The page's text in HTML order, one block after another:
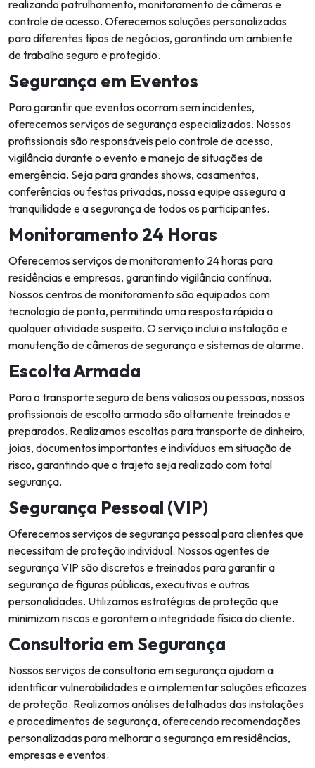
realizando patrulhamento, monitoramento de câmeras e
controle de acesso. Oferecemos soluções personalizadas
para diferentes tipos de negócios, garantindo um ambiente
de trabalho seguro e protegido.
Segurança em Eventos
Para garantir que eventos ocorram sem incidentes,
oferecemos serviços de segurança especializados. Nossos
profissionais são responsáveis pelo controle de acesso,
vigilância durante o evento e manejo de situações de
emergência. Seja para grandes shows, casamentos,
conferências ou festas privadas, nossa equipe assegura a
tranquilidade e a segurança de todos os participantes.
Monitoramento 24 Horas
Oferecemos serviços de monitoramento 24 horas para
residências e empresas, garantindo vigilância contínua.
Nossos centros de monitoramento são equipados com
tecnologia de ponta, permitindo uma resposta rápida a
qualquer atividade suspeita. O serviço inclui a instalação e
manutenção de câmeras de segurança e sistemas de alarme.
Escolta Armada
Para o transporte seguro de bens valiosos ou pessoas, nossos
profissionais de escolta armada são altamente treinados e
preparados. Realizamos escoltas para transporte de dinheiro,
joias, documentos importantes e indivíduos em situação de
risco, garantindo que o trajeto seja realizado com total
segurança.
Segurança Pessoal (VIP)
Oferecemos serviços de segurança pessoal para clientes que
necessitam de proteção individual. Nossos agentes de
segurança VIP são discretos e treinados para garantir a
segurança de figuras públicas, executivos e outras
personalidades. Utilizamos estratégias de proteção que
minimizam riscos e garantem a integridade física do cliente.
Consultoria em Segurança
Nossos serviços de consultoria em segurança ajudam a
identificar vulnerabilidades e a implementar soluções eficazes
de proteção. Realizamos análises detalhadas das instalações
e procedimentos de segurança, oferecendo recomendações
personalizadas para melhorar a segurança em residências,
empresas e eventos.